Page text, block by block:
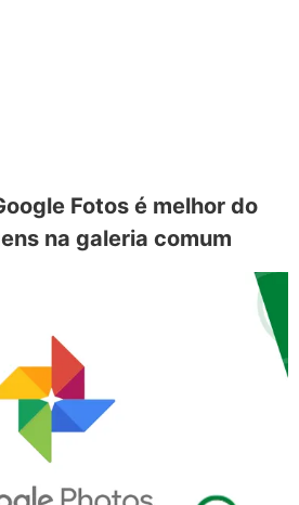
Fotos é melhor do
na galeria comum